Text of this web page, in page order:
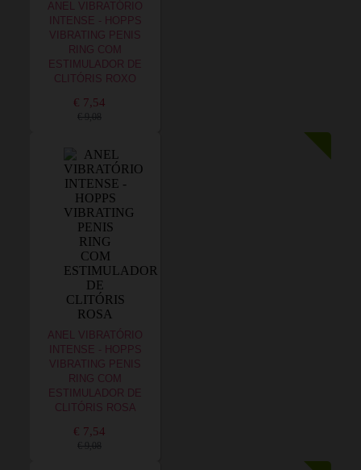
ANEL VIBRATÓRIO
INTENSE - HOPPS
VIBRATING PENIS
RING COM
ESTIMULADOR DE
CLITÓRIS ROXO
€ 7,54
€ 9,08
ANEL VIBRATÓRIO
INTENSE - HOPPS
VIBRATING PENIS
RING COM
ESTIMULADOR DE
CLITÓRIS ROSA
€ 7,54
€ 9,08